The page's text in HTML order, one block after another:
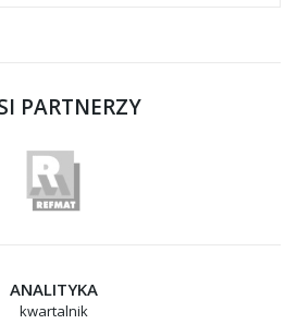
PARTNERZY
ANALITYKA
kwartalnik